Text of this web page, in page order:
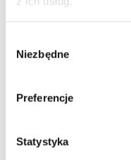
zgody
Niezbędne
Preferencje
Statystyka